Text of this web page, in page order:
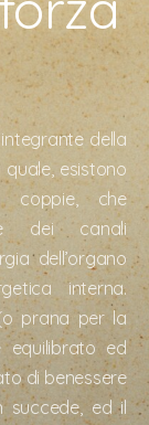
della
esistono
coppie, che
dei canali
dell’organo
interna.
prana per la
equilibrato ed
di benessere
ed il